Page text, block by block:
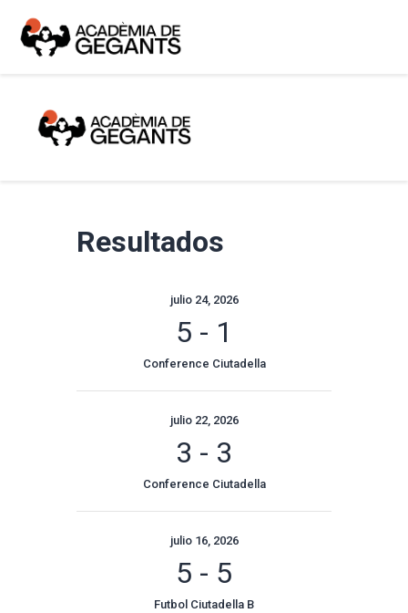
Tecnicamp
Alpargata Futbol
Resultados
julio 24, 2026
5 - 1
Conference Ciutadella
julio 22, 2026
3 - 3
Conference Ciutadella
julio 16, 2026
5 - 5
Futbol Ciutadella B